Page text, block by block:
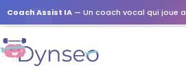
Coach Assist IA — Un coach vocal qui joue avec vos